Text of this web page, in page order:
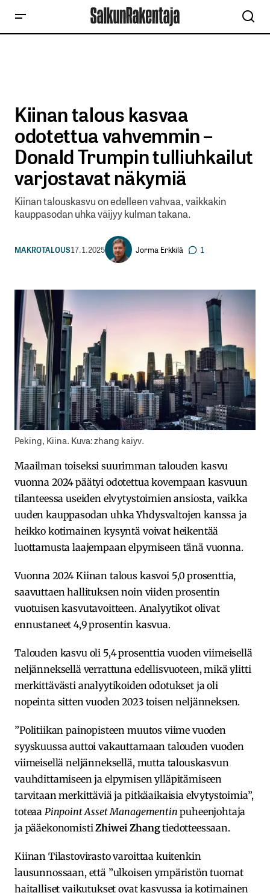
Kiinan talous kasvaa
odotettua vahvemmin –
Donald Trumpin tulliuhkailut
varjostavat näkymiä
Kiinan talouskasvu on edelleen vahvaa, vaikkakin
kauppasodan uhka väijyy kulman takana.
MAKROTALOUS17.1.2025 Jorma Erkkilä 1
Peking, Kiina. Kuva: zhang kaiyv.
Maailman toiseksi suurimman talouden kasvu
vuonna 2024 päätyi odotettua kovempaan kasvuun
tilanteessa useiden elvytystoimien ansiosta, vaikka
uuden kauppasodan uhka Yhdysvaltojen kanssa ja
heikko kotimainen kysyntä voivat heikentää
luottamusta laajempaan elpymiseen tänä vuonna.
Vuonna 2024 Kiinan talous kasvoi 5,0 prosenttia,
saavuttaen hallituksen noin viiden prosentin
vuotuisen kasvutavoitteen. Analyytikot olivat
ennustaneet 4,9 prosentin kasvua.
Talouden kasvu oli 5,4 prosenttia vuoden viimeisellä
neljänneksellä verrattuna edellisvuoteen, mikä ylitti
merkittävästi analyytikoiden odotukset ja oli
nopeinta sitten vuoden 2023 toisen neljänneksen.
”Politiikan painopisteen muutos viime vuoden
syyskuussa auttoi vakauttamaan talouden vuoden
viimeisellä neljänneksellä, mutta talouskasvun
vauhdittamiseen ja elpymisen ylläpitämiseen
tarvitaan merkittäviä ja pitkäaikaisia elvytystoimia”,
toteaa Pinpoint Asset Managementin puheenjohtaja
ja pääekonomistiZhiwei Zhangtiedotteessaan.
Kiinan Tilastovirasto varoittaa kuitenkin
lausunnossaan, että ”ulkoisen ympäristön tuomat
haitalliset vaikutukset ovat kasvussa ja kotimainen